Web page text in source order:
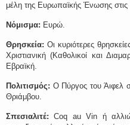
μέλη της Ευρωπαϊκής Ένωσης στις
Νόμισμα: Ευρώ.
Θρησκεία: Οι κυριότερες
Χριστιανική (Καθολικοί και
Εβραϊκή.
Πολιτισμός: Ο Πύργος του Άιφελ
Θριάμβου.
Σπεσιαλιτέ: Coq au Vin ή